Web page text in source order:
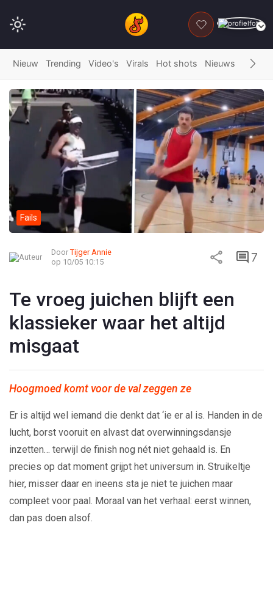
DONEER
Nieuw Trending Video's Virals Hot shots Nieuws Fails
Fails
Door Tijger Annie
op 10/05 10:15
7
Te vroeg juichen blijft een
klassieker waar het altijd
misgaat
Hoogmoed komt voor de val zeggen ze
Er is altijd wel iemand die denkt dat ‘ie er al is. Handen in de
lucht, borst vooruit en alvast dat overwinningsdansje
inzetten… terwijl de finish nog nét niet gehaald is. En
precies op dat moment grijpt het universum in. Struikeltje
hier, misser daar en ineens sta je niet te juichen maar
compleet voor paal. Moraal van het verhaal: eerst winnen,
dan pas doen alsof.